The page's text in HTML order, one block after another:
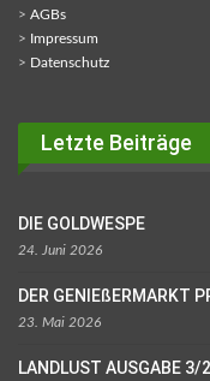
> AGBs
> Impressum
> Datenschutz
Letzte Beiträge
DIE GOLDWESPE
24. Juni 2026
DER GENIEßERMARKT
23. Mai 2026
LANDLUST AUSGABE